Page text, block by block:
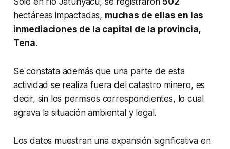
hectáreas impactadas, muchas de ellas en las
inmediaciones de la capital de la provincia,
Tena.
Se constata además que una parte de esta
actividad se realiza fuera del catastro minero, es
decir, sin los permisos correspondientes, lo cual
agrava la situación ambiental y legal.
Los datos muestran una expansión significativa en